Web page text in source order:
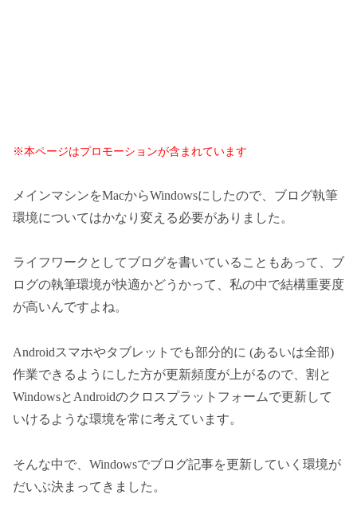
※本ページはプロモーションが含まれています
メインマシンをMacからWindowsにしたので、ブログ執筆
環境についてはかなり変える必要がありました。
ライフワークとしてブログを書いていることもあって、ブ
ログの執筆環境が快適かどうかって、私の中で結構重要度
が高いんですよね。
Androidスマホやタブレットでも部分的に (あるいは全部)
作業できるようにした方が更新頻度が上がるので、割と
WindowsとAndroidのクロスプラットフォームで更新して
いけるような環境を常に考えています。
そんな中で、Windowsでブログ記事を更新していく環境が
だいぶ決まってきました。